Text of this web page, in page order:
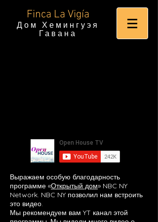
Finca La Vigía
Дом Хемингуэя
Гавана
Выражаем особую благодарность
программе «Открытый дом» NBC NY
Network. NBC NY позволил нам встроить
это видео.
Мы рекомендуем вам YT канал этой